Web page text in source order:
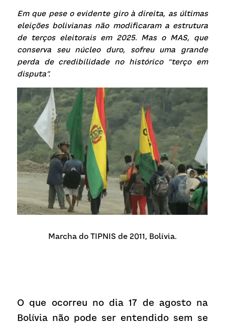
Receba atualizações
Em que pese o evidente giro à direita, as últimas
eleições bolivianas não modificaram a estrutura
de terços eleitorais em 2025. Mas o MAS, que
conserva seu núcleo duro, sofreu uma grande
perda de credibilidade no histórico “terço em
disputa”.
Marcha do TIPNIS de 2011, Bolívia.
O que ocorreu no dia 17 de agosto na
Bolívia não pode ser entendido sem se